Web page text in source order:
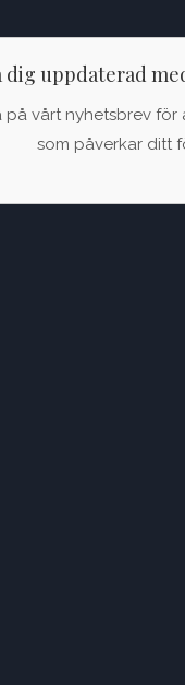
uppdaterad
på vårt nyhetsbrev
som påverkar ditt